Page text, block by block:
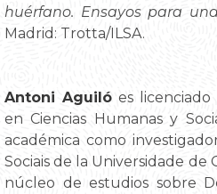
huérfano. Ensayos para
Madrid: Trotta/ILSA.
Antoni Aguiló es
en Ciencias Humanas y
académica como
Sociais de la Universidade de
núcleo de estudios sobre